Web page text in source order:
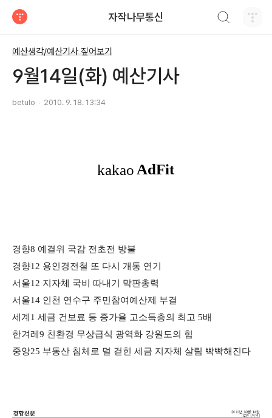
자작나무통신
예산생각/예산기사 짚어보기
9월14일(화) 예산기사
betulo 2010. 9. 18. 13:34
경향8 예결위 국감 전초전 방불
경향12 용인경전철 또 다시 개통 연기
서울12 지자체 국비 따내기 막판총력
서울14 인천 연수구 주민참여예산제 부결
세계1 세금 건보료 등 증가율 고소득층의 최고 5배
한겨레9 친환경 무상급식 광역화 강원도의 힘
중앙25 부동산 침체로 덜 걷힌 세금 지자체 살림 빡빡해진다